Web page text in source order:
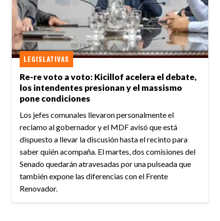
Re-re voto a voto: Kicillof acelera el debate,
los intendentes presionan y el massismo
pone condiciones
LEGISLATIVAS
Los jefes comunales llevaron personalmente el
reclamo al gobernador y el MDF avisó que está
dispuesto a llevar la discusión hasta el recinto para
saber quién acompaña. El martes, dos comisiones del
Senado quedarán atravesadas por una pulseada que
también expone las diferencias con el Frente
Renovador.